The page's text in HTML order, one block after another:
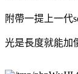
附帶一提上一代
光是長度就能加